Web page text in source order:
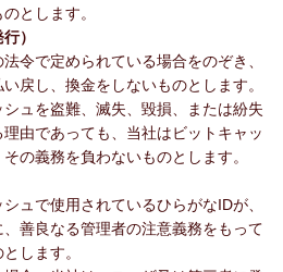
とします。
）
令で定められている場合をのぞき、
戻し、換金をしないものとします。
ュを盗難、滅失、毀損、または紛失
由であっても、当社はビットキャッ
の義務を負わないものとします。
ュで使用されているひらがなIDが、
善良なる管理者の注意義務をもって
します。